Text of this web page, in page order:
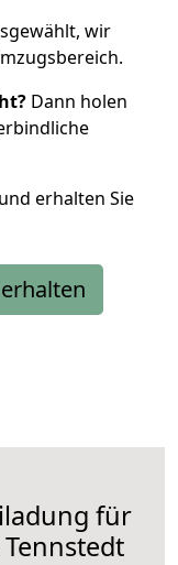
wir
Dann holen
erhalten Sie
für